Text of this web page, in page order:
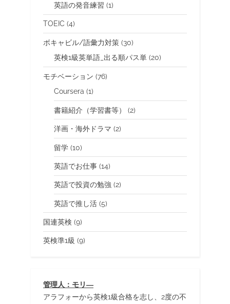
英語の発音練習 (1)
TOEIC (4)
ボキャビル/語彙力対策 (30)
英検1級英単語_出る順パス単 (20)
モチベーション (76)
Coursera (1)
書籍紹介（学習書等） (2)
洋画・海外ドラマ (2)
留学 (10)
英語でお仕事 (14)
英語で投資の勉強 (2)
英語で推し活 (5)
国連英検 (9)
英検準1級 (9)
管理人：モリ―
アラフォーから英検1級合格を志し、2度の不